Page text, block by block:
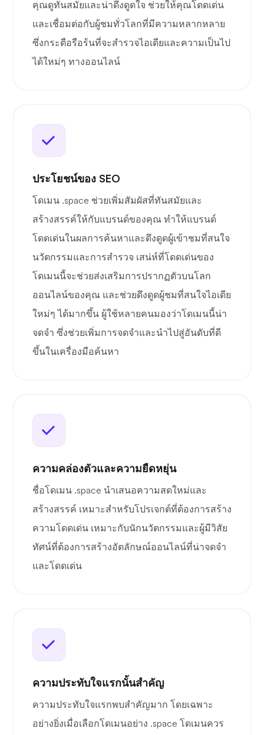
คุณดูทันสมัยและน่าดึงดูดใจ ช่วยให้คุณโดดเด่น
และเชื่อมต่อกับผู้ชมทั่วโลกที่มีความหลากหลาย
ซึ่งกระตือรือร้นที่จะสำรวจไอเดียและความเป็นไป
ได้ใหม่ๆ ทางออนไลน์
ประโยชน์ของ SEO
โดเมน .space ช่วยเพิ่มสัมผัสที่ทันสมัยและ
สร้างสรรค์ให้กับแบรนด์ของคุณ ทำให้แบรนด์
โดดเด่นในผลการค้นหาและดึงดูดผู้เข้าชมที่สนใจ
นวัตกรรมและการสำรวจ เสน่ห์ที่โดดเด่นของ
โดเมนนี้จะช่วยส่งเสริมการปรากฏตัวบนโลก
ออนไลน์ของคุณ และช่วยดึงดูดผู้ชมที่สนใจไอเดีย
ใหม่ๆ ได้มากขึ้น ผู้ใช้หลายคนมองว่าโดเมนนี้น่า
จดจำ ซึ่งช่วยเพิ่มการจดจำและนำไปสู่อันดับที่ดี
ขึ้นในเครื่องมือค้นหา
ความคล่องตัวและความยืดหยุ่น
ชื่อโดเมน .space นำเสนอความสดใหม่และ
สร้างสรรค์ เหมาะสำหรับโปรเจกต์ที่ต้องการสร้าง
ความโดดเด่น เหมาะกับนักนวัตกรรมและผู้มีวิสัย
ทัศน์ที่ต้องการสร้างอัตลักษณ์ออนไลน์ที่น่าจดจำ
และโดดเด่น
ความประทับใจแรกนั้นสำคัญ
ความประทับใจแรกพบสำคัญมาก โดยเฉพาะ
อย่างยิ่งเมื่อเลือกโดเมนอย่าง .space โดเมนควร